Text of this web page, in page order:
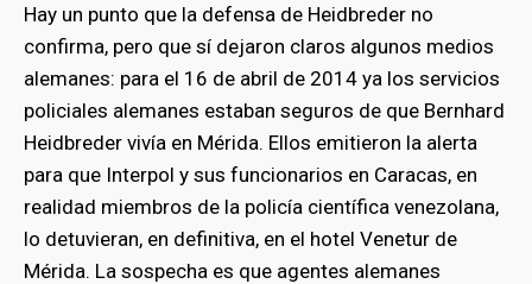
Hay un punto que la defensa de Heidbreder no
confirma, pero que sí dejaron claros algunos medios
alemanes: para el 16 de abril de 2014 ya los servicios
policiales alemanes estaban seguros de que Bernhard
Heidbreder vivía en Mérida. Ellos emitieron la alerta
para que Interpol y sus funcionarios en Caracas, en
realidad miembros de la policía científica venezolana,
lo detuvieran, en definitiva, en el hotel Venetur de
Mérida. La sospecha es que agentes alemanes